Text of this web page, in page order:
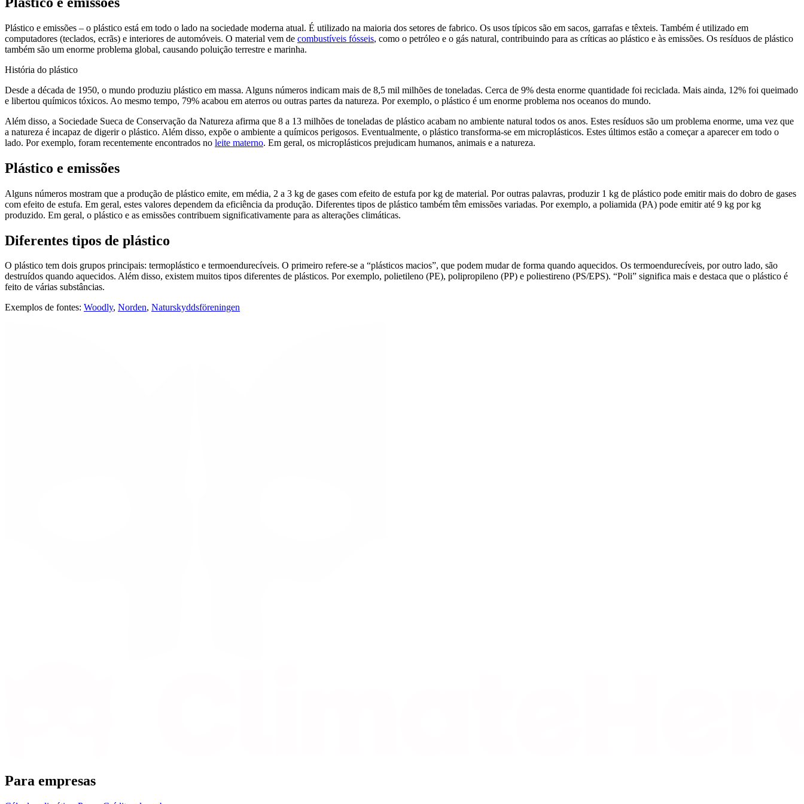
Plástico e emissões – o plástico está em todo o lado na sociedade moderna atual. É utilizado na maioria dos setores de fabrico. Os usos típicos são em sacos, garrafas e têxteis. Também é utilizado em
computadores (teclados, ecrãs) e interiores de automóveis. O material vem de combustíveis fósseis, como o petróleo e o gás natural, contribuindo para as críticas ao plástico e às emissões. Os resíduos de plástico
também são um enorme problema global, causando poluição terrestre e marinha.
História do plástico
Desde a década de 1950, o mundo produziu plástico em massa. Alguns números indicam mais de 8,5 mil milhões de toneladas. Cerca de 9% desta enorme quantidade foi reciclada. Mais ainda, 12% foi queimado
e libertou químicos tóxicos. Ao mesmo tempo, 79% acabou em aterros ou outras partes da natureza. Por exemplo, o plástico é um enorme problema nos oceanos do mundo.
Além disso, a Sociedade Sueca de Conservação da Natureza afirma que 8 a 13 milhões de toneladas de plástico acabam no ambiente natural todos os anos. Estes resíduos são um problema enorme, uma vez que
a natureza é incapaz de digerir o plástico. Além disso, expõe o ambiente a químicos perigosos. Eventualmente, o plástico transforma-se em microplásticos. Estes últimos estão a começar a aparecer em todo o
lado. Por exemplo, foram recentemente encontrados no leite materno. Em geral, os microplásticos prejudicam humanos, animais e a natureza.
Plástico e emissões
Alguns números mostram que a produção de plástico emite, em média, 2 a 3 kg de gases com efeito de estufa por kg de material. Por outras palavras, produzir 1 kg de plástico pode emitir mais do dobro de gases
com efeito de estufa. Em geral, estes valores dependem da eficiência da produção. Diferentes tipos de plástico também têm emissões variadas. Por exemplo, a poliamida (PA) pode emitir até 9 kg por kg
produzido. Em geral, o plástico e as emissões contribuem significativamente para as alterações climáticas.
Diferentes tipos de plástico
O plástico tem dois grupos principais: termoplástico e termoendurecíveis. O primeiro refere-se a “plásticos macios”, que podem mudar de forma quando aquecidos. Os termoendurecíveis, por outro lado, são
destruídos quando aquecidos. Além disso, existem muitos tipos diferentes de plásticos. Por exemplo, polietileno (PE), polipropileno (PP) e poliestireno (PS/EPS). “Poli” significa mais e destaca que o plástico é
feito de várias substâncias.
Exemplos de fontes: Woodly, Norden, Naturskyddsföreningen
Para empresas